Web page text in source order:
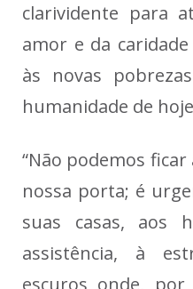
clarividente para
amor e da
às novas
humanidade de
“Não podemos
nossa porta; é
suas casas, aos
assistência, à